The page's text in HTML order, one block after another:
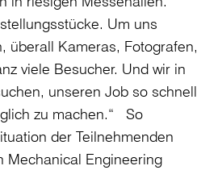
Um uns
überall Kameras, Fotografen,
viele Besucher. Und wir in
unseren Job so schnell
zu machen.“ So
der Teilnehmenden
Mechanical Engineering